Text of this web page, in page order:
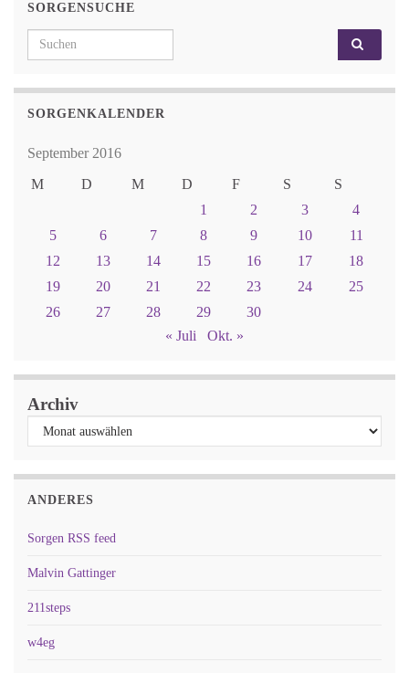
SORGENSUCHE
Search for:
SORGENKALENDER
September 2016
M
D M D F S
S
1
2 3
4
5
6 7 8 9 10
11
12
13 14 15 16 17
18
19
20 21 22 23 24
25
26
27 28 29
30
« Juli
Okt. »
Archiv
ANDERES
Sorgen RSS feed
Malvin Gattinger
211steps
w4eg